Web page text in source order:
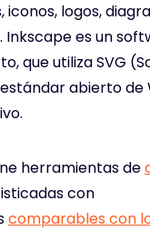
iconos, logos,
Inkscape es un
que utiliza SVG
abierto de
herramientas de
con
comparables con